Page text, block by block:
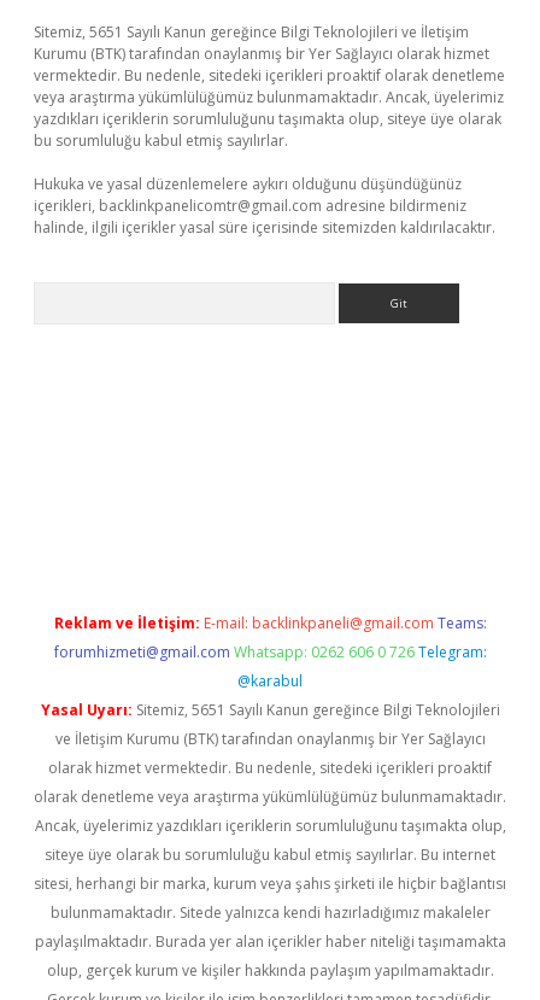
Sitemiz, 5651 Sayılı Kanun gereğince Bilgi Teknolojileri ve İletişim
Kurumu (BTK) tarafından onaylanmış bir Yer Sağlayıcı olarak hizmet
vermektedir. Bu nedenle, sitedeki içerikleri proaktif olarak denetleme
veya araştırma yükümlülüğümüz bulunmamaktadır. Ancak, üyelerimiz
yazdıkları içeriklerin sorumluluğunu taşımakta olup, siteye üye olarak
bu sorumluluğu kabul etmiş sayılırlar.
Hukuka ve yasal düzenlemelere aykırı olduğunu düşündüğünüz
içerikleri, backlinkpanelicomtr@gmail.com adresine bildirmeniz
halinde, ilgili içerikler yasal süre içerisinde sitemizden kaldırılacaktır.
Reklam ve İletişim: E-mail: backlinkpaneli@gmail.com Teams:
forumhizmeti@gmail.com Whatsapp: 0262 606 0 726 Telegram:
@karabul
Yasal Uyarı: Sitemiz, 5651 Sayılı Kanun gereğince Bilgi Teknolojileri
ve İletişim Kurumu (BTK) tarafından onaylanmış bir Yer Sağlayıcı
olarak hizmet vermektedir. Bu nedenle, sitedeki içerikleri proaktif
olarak denetleme veya araştırma yükümlülüğümüz bulunmamaktadır.
Ancak, üyelerimiz yazdıkları içeriklerin sorumluluğunu taşımakta olup,
siteye üye olarak bu sorumluluğu kabul etmiş sayılırlar. Bu internet
sitesi, herhangi bir marka, kurum veya şahıs şirketi ile hiçbir bağlantısı
bulunmamaktadır. Sitede yalnızca kendi hazırladığımız makaleler
paylaşılmaktadır. Burada yer alan içerikler haber niteliği taşımamakta
olup, gerçek kurum ve kişiler hakkında paylaşım yapılmamaktadır.